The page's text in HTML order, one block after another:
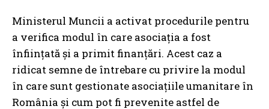
Ministerul Muncii a activat procedurile pentru
a verifica modul în care asociația a fost
înființată și a primit finanțări. Acest caz a
ridicat semne de întrebare cu privire la modul
în care sunt gestionate asociațiile umanitare în
România și cum pot fi prevenite astfel de